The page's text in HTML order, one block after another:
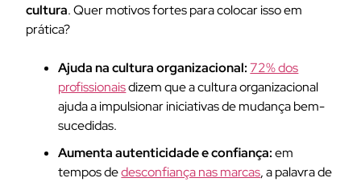
cultura. Quer motivos fortes para colocar isso em
prática?
Ajuda na cultura organizacional:72% dos
profissionaisdizem que a cultura organizacional
ajuda a impulsionar iniciativas de mudança bem-
sucedidas.
Aumenta autenticidade e confiança:em
tempos dedesconfiança nas marcas, a palavra de